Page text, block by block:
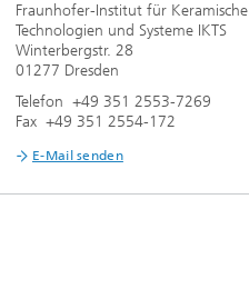
Fraunhofer-Institut für Keramische
Technologien und Systeme IKTS
Winterbergstr. 28
01277 Dresden
Telefon +49 351 2553-7269
Fax +49 351 2554-172
E-Mail senden